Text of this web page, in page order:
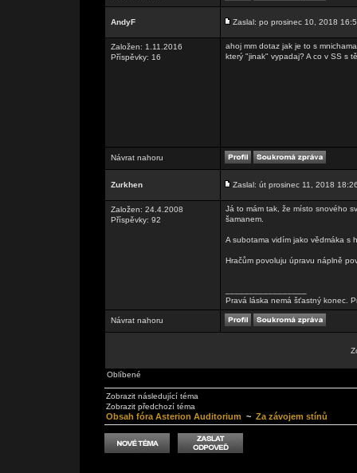
AndyF Zaslal: po prosinec 10, 2018
Založen: 1.11.2016
Příspěvky: 16
ahoj mm dotaz jak je to s
který "jinak" vypadaj? A co v SS s
Návrat nahoru
Zurkhen Zaslal: út prosinec 11, 2018
Založen: 24.4.2008
Příspěvky: 92
Já to mám tak, že místo snového
šamanem.
A subotama vidím jako vědmáka s
Hračům povoluju úpravu náplně
Pravá láska nemá šťastný konec.
Návrat nahoru
Oblíbené
Zobrazit následující téma
Zobrazit předchozí téma
Obsah fóra Asterion Auditorium ~ Za závojem stínů